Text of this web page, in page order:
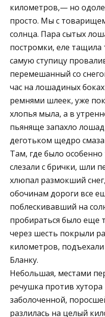
километров,— но
просто. Мы с
солнца. Пара сытых
постромки, еле тащила
самую ступицу
перемешанный со
час на лошадиных
ремнями шлеек, уже
хлопья мыла, а в
пьяняще запахло
деготьком щедро
Там, где было
слезали с брички, шли
хлюпал размокший
обочинам дороги все
поблескивавший на
пробираться было еще
через шесть покрыли
километров,
Бланку.
Небольшая, местами
речушка против
заболоченной,
разлилась на целый